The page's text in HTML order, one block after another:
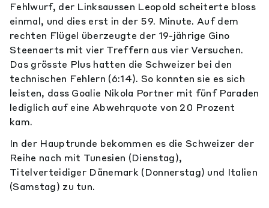
Fehlwurf, der Linksaussen Leopold scheiterte bloss
einmal, und dies erst in der 59. Minute. Auf dem
rechten Flügel überzeugte der 19-jährige Gino
Steenaerts mit vier Treffern aus vier Versuchen.
Das grösste Plus hatten die Schweizer bei den
technischen Fehlern (6:14). So konnten sie es sich
leisten, dass Goalie Nikola Portner mit fünf Paraden
lediglich auf eine Abwehrquote von 20 Prozent
kam.
In der Hauptrunde bekommen es die Schweizer der
Reihe nach mit Tunesien (Dienstag),
Titelverteidiger Dänemark (Donnerstag) und Italien
(Samstag) zu tun.